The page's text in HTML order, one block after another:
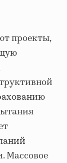
проекты,
Массовое